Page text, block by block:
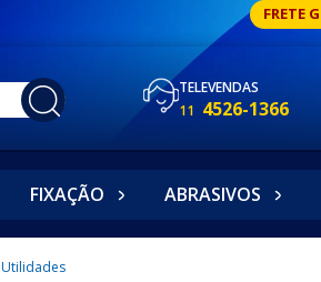
FRETE
TELEVENDAS
11 4526-1366
FIXAÇÃO ABRASIVOS
Utilidades